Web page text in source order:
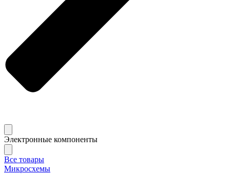
Электронные компоненты
Все товары
Микросхемы